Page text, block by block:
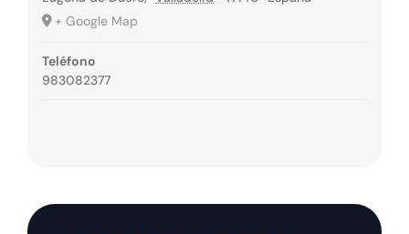
+ Google Map
Teléfono
983082377